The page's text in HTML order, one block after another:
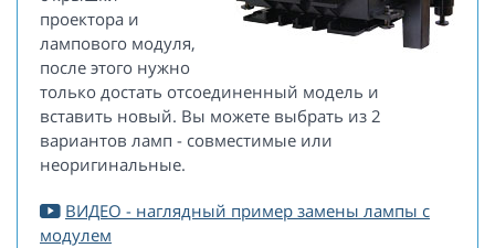
проектора и
лампового модуля,
после этого нужно
только достать отсоединенный модель и
вставить новый. Вы можете выбрать из 2
вариантов ламп - совместимые или
неоригинальные.
ВИДЕО - наглядный пример замены лампы с
модулем